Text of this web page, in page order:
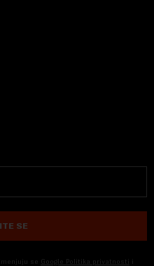
SE
se Google Politika privatnosti i